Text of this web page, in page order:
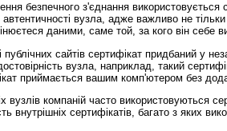
безпечного з'єднання використовується
вузла, адже важливо не
даними, саме той, за кого він себе
публічних сайтів сертифікат придбаний у
вузла, наприклад, такий
приймається вашим комп'ютером без
вузлів компаній часто використовуються
внутрішніх сертифікатів, багато з яких